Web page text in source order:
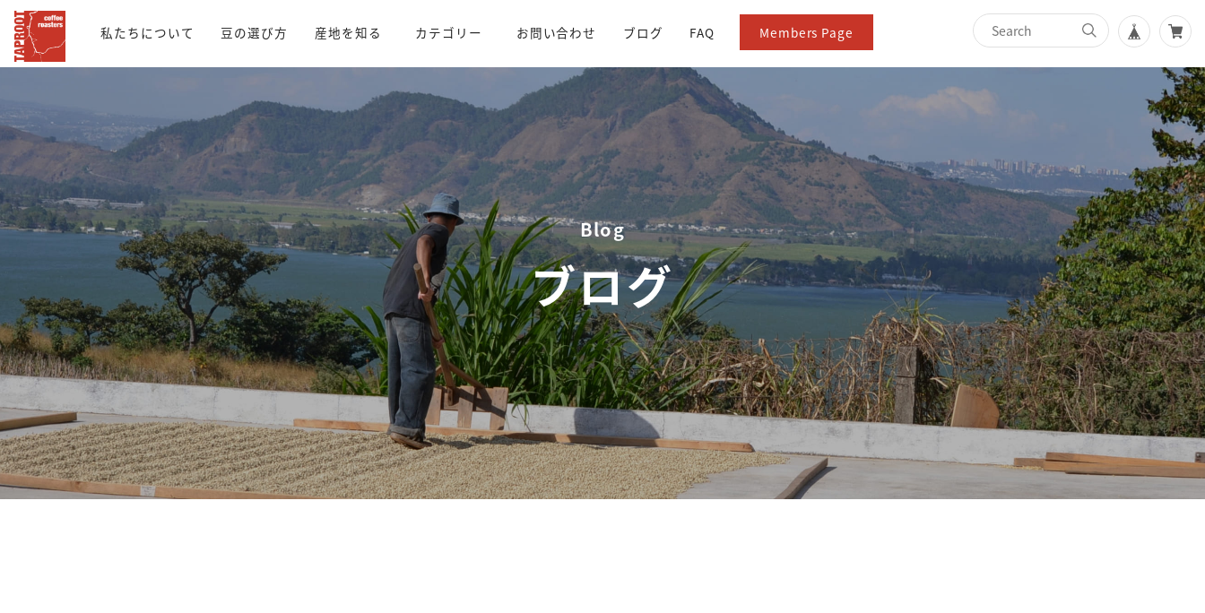
私たちについて 豆の選び方 産地を知る カテゴリー
All item
Recommendation
Medium Roast
Dark Roast
100g
250g
500g
1kg
Set Menu
生豆
ドリップバッグ
ブレンド
アフリカ / アラブ
アジア / オセアニア
中米 / カリブ海
南米
ギフト
お問い合わせ ブログ FAQ Members Page
Blog
ブログ